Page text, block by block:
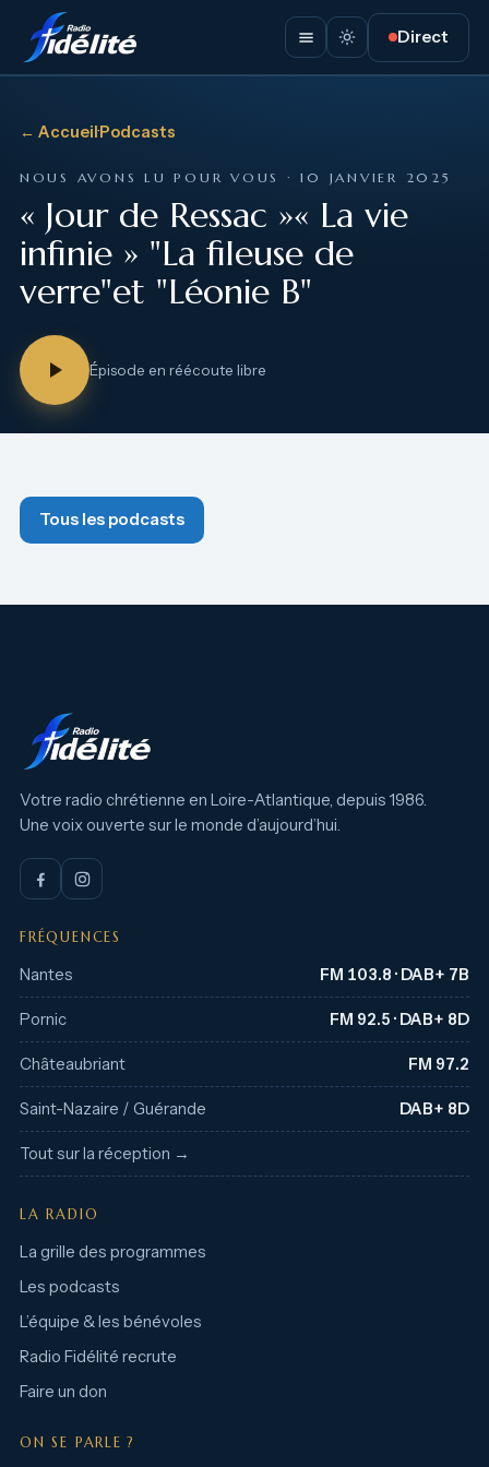
Direct
← Accueil·Podcasts
NOUS AVONS LU POUR VOUS · 10 JANVIER 2025
« Jour de Ressac »« La vie
infinie » "La fileuse de
verre"et "Léonie B"
Épisode en réécoute libre
Tous les podcasts
Votre radio chrétienne en Loire-Atlantique, depuis 1986.
Une voix ouverte sur le monde d’aujourd’hui.
FRÉQUENCES
Nantes FM 103.8 · DAB+ 7B
Pornic FM 92.5 · DAB+ 8D
Châteaubriant FM 97.2
Saint-Nazaire / Guérande DAB+ 8D
Tout sur la réception →
LA RADIO
La grille des programmes
Les podcasts
L’équipe & les bénévoles
Radio Fidélité recrute
Faire un don
ON SE PARLE ?